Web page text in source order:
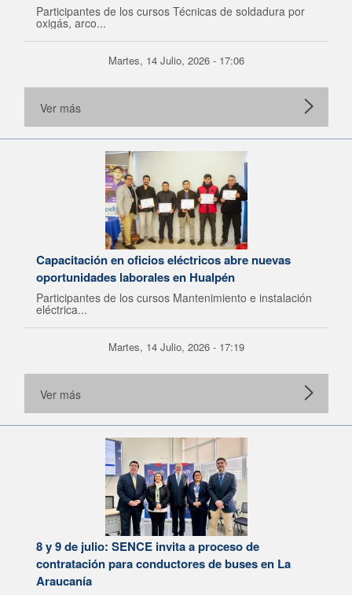
Participantes de los cursos Técnicas de soldadura por
oxigás, arco...
Martes, 14 Julio, 2026 - 17:06
Ver más
Capacitación en oficios eléctricos abre nuevas
oportunidades laborales en Hualpén
Participantes de los cursos Mantenimiento e instalación
eléctrica...
Martes, 14 Julio, 2026 - 17:19
Ver más
8 y 9 de julio: SENCE invita a proceso de
contratación para conductores de buses en La
Araucanía